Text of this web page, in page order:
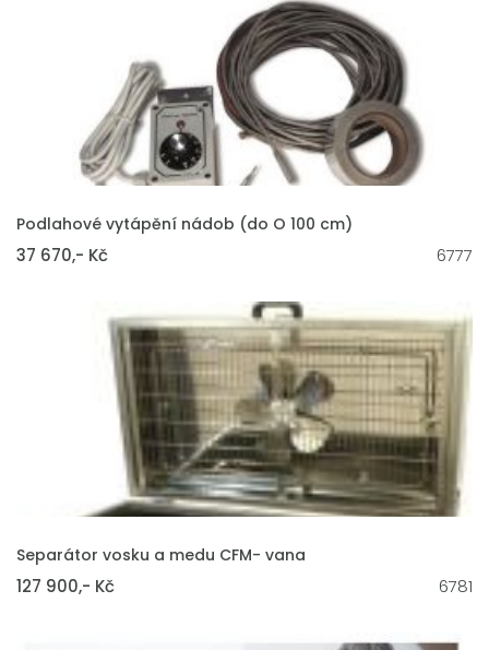
VLOŽIT DO KOŠÍKU
Podlahové vytápění nádob (do O 100 cm)
37 670,- Kč 6777
VLOŽIT DO KOŠÍKU
Separátor vosku a medu CFM- vana
127 900,- Kč 6781